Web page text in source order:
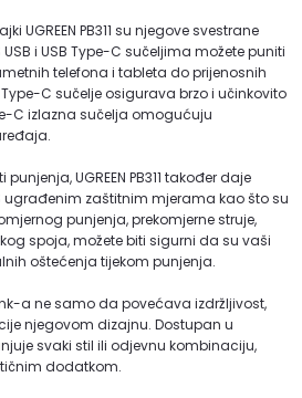
UGREEN PB311 su njegove svestrane
i USB Type-C sučeljima možete puniti
telefona i tableta do prijenosnih
C sučelje osigurava brzo i učinkovito
C izlazna sučelja omogućuju
UGREEN PB311 također daje
ugrađenim zaštitnim mjerama kao što su
punjenja, prekomjerne struje,
spoja, možete biti sigurni da su vaši
oštećenja tijekom punjenja.
a ne samo da povećava izdržljivost,
njegovom dizajnu. Dostupan u
svaki stil ili odjevnu kombinaciju,
dodatkom.